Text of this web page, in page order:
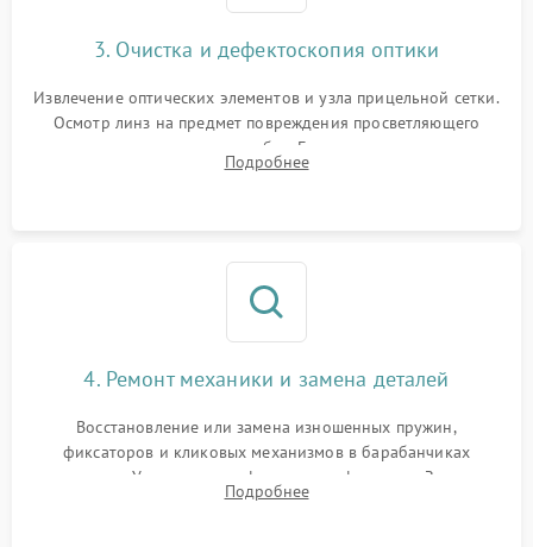
3. Очистка и дефектоскопия оптики
Извлечение оптических элементов и узла прицельной сетки.
Осмотр линз на предмет повреждения просветляющего
покрытия или появления грибка. Бережная очистка стекол
спецрастворами. Проверка целостности гравированной
Подробнее
4. Ремонт механики и замена деталей
Восстановление или замена изношенных пружин,
фиксаторов и кликовых механизмов в барабанчиках
поправок. Устранение люфтов в трансфокаторе. Замена
поврежденных линз, разбитой сетки или восстановление
Подробнее